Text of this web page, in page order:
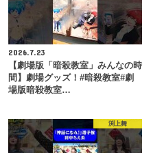
2026.7.23
【劇場版「暗殺教室」みんなの時
間】劇場グッズ！#暗殺教室#劇
場版暗殺教室…
渕上舞